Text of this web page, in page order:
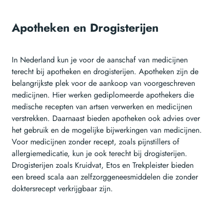
Apotheken en Drogisterijen
In Nederland kun je voor de aanschaf van medicijnen
terecht bij apotheken en drogisterijen. Apotheken zijn de
belangrijkste plek voor de aankoop van voorgeschreven
medicijnen. Hier werken gediplomeerde apothekers die
medische recepten van artsen verwerken en medicijnen
verstrekken. Daarnaast bieden apotheken ook advies over
het gebruik en de mogelijke bijwerkingen van medicijnen.
Voor medicijnen zonder recept, zoals pijnstillers of
allergiemedicatie, kun je ook terecht bij drogisterijen.
Drogisterijen zoals Kruidvat, Etos en Trekpleister bieden
een breed scala aan zelfzorggeneesmiddelen die zonder
doktersrecept verkrijgbaar zijn.